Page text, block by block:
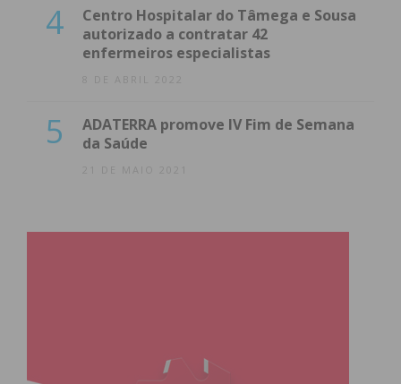
4
Centro Hospitalar do Tâmega e Sousa
autorizado a contratar 42
enfermeiros especialistas
8 DE ABRIL 2022
5
ADATERRA promove IV Fim de Semana
da Saúde
21 DE MAIO 2021